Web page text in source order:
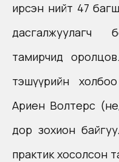
ирсэн нийт 47
дасгалжуулагч
тамирчид
тэшүүрийн
Ариен Волтерс
дор зохион
практик хосолсон